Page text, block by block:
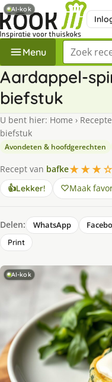
Menu Zoek een
Aardappel-
biefstuk
U bent hier: Home ›
biefstuk
Avondeten & hoofdgerechten
Recept van bafke
👍Lekker! Maak
Delen: WhatsApp
Print
AI-kok
AI-kok